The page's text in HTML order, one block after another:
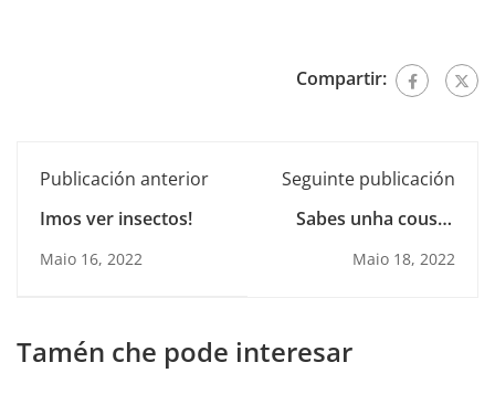
Compartir:
Publicación anterior
Imos ver insectos!
Maio 16, 2022
Seguinte publicación
Sabes unha cousa?
unha pequena horta
Maio 18, 2022
Tamén che pode interesar